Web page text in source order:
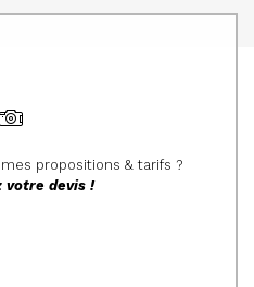
propositions & tarifs ?
votre devis !